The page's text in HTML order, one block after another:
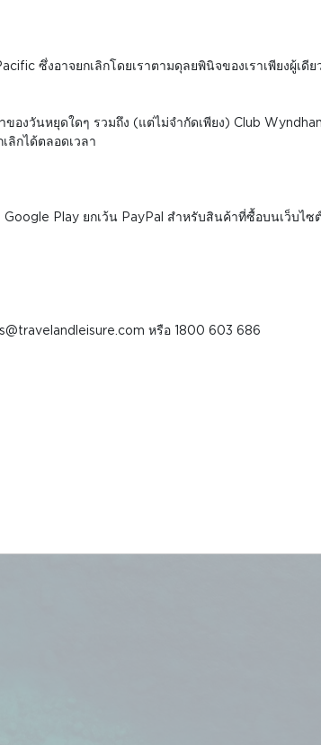
ซึ่งอาจยกเลิกโดยเราตามดุลยพินิจของเราเพียงผู้เ
องวันหยุดใดๆ รวมถึง (แต่ไม่จำกัดเพียง) Club
ลิกได้ตลอดเวลา
Google Play ยกเว้น PayPal สำหรับสินค้าที่ซื้อบนเว็บไ
หรือ 1800 603 686